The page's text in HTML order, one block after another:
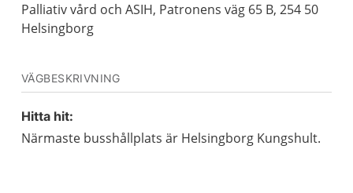
Palliativ vård och ASIH, Patronens väg 65 B, 254 50
Helsingborg
VÄGBESKRIVNING
Hitta hit:
Närmaste busshållplats är Helsingborg Kungshult.